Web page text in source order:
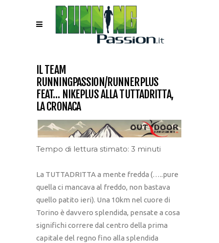
IL TEAM
RUNNINGPASSION/RUNNERPLUS
FEAT… NIKEPLUS ALLA TUTTADRITTA,
LA CRONACA
Tempo di lettura stimato: 3 minuti
La TUTTADRITTA a mente fredda (…..pure
quella ci mancava al freddo, non bastava
quello patito ieri). Una 10km nel cuore di
Torino è davvero splendida, pensate a cosa
significhi correre dal centro della prima
capitale del regno fino alla splendida